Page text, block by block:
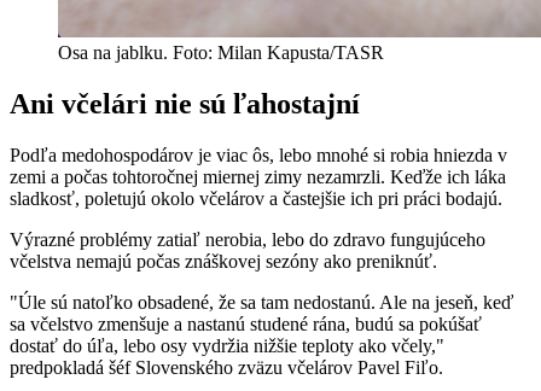
Osa na jablku. Foto: Milan Kapusta/TASR
Ani včelári nie sú ľahostajní
Podľa medohospodárov je viac ôs, lebo mnohé si robia hniezda v
zemi a počas tohtoročnej miernej zimy nezamrzli. Keďže ich láka
sladkosť, poletujú okolo včelárov a častejšie ich pri práci bodajú.
Výrazné problémy zatiaľ nerobia, lebo do zdravo fungujúceho
včelstva nemajú počas znáškovej sezóny ako preniknúť.
"Úle sú natoľko obsadené, že sa tam nedostanú. Ale na jeseň, keď
sa včelstvo zmenšuje a nastanú studené rána, budú sa pokúšať
dostať do úľa, lebo osy vydržia nižšie teploty ako včely,"
predpokladá šéf Slovenského zväzu včelárov Pavel Fiľo.